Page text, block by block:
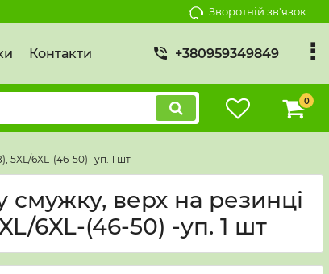
Зворотній зв'язок
Контакти +380959349849
0
5XL/6XL-(46-50) -уп. 1 шт
смужку, верх на резинці
6XL-(46-50) -уп. 1 шт